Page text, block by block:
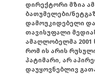
დირექტორი მზია
ბათუმელები/
დამოუკიდებელი და
თავისუფალი
ამაღლობელმა 2001
რომ ის არის
პატიმარი, არ
დაუყოვნებლივ